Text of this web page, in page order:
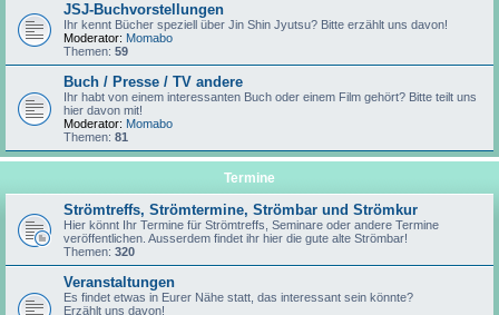
JSJ-Buchvorstellungen
Ihr kennt Bücher speziell über Jin Shin Jyutsu? Bitte erzählt uns davon!
Moderator: Momabo
Themen: 59
Buch / Presse / TV andere
Ihr habt von einem interessanten Buch oder einem Film gehört? Bitte teilt uns
hier davon mit!
Moderator: Momabo
Themen: 81
Termine
Strömtreffs, Strömtermine, Strömbar und Strömkur
Hier könnt Ihr Termine für Strömtreffs, Seminare oder andere Termine
veröffentlichen. Ausserdem findet ihr hier die gute alte Strömbar!
Themen: 320
Veranstaltungen
Es findet etwas in Eurer Nähe statt, das interessant sein könnte?
Erzählt uns davon!